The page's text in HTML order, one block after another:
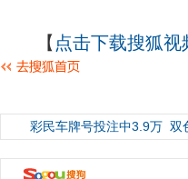
【 点击下载搜狐视
彩民车牌号投注中3.9万 双